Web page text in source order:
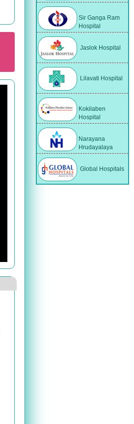
Sir Ganga Ram
Hospital
Jaslok Hospital
Lilavati Hospital
Kokilaben
Hospital
Narayana
Hrudayalaya
Global Hospitals